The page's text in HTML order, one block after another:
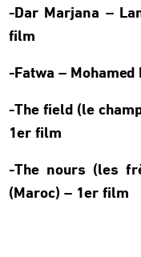
-Dar Marjana –
film
-Fatwa –
-The field (le
1er film
-The nours (les
(Maroc) – 1er film